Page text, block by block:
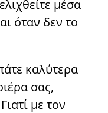
μέσα
όταν δεν το
καλύτερα
σας,
με τον